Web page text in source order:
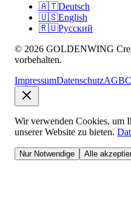
🇦🇹Deutsch
🇺🇸English
🇷🇺Русский
© 2026 GOLDENWING
vorbehalten.
ImpressumDatenschutzAGB
Wir verwenden Cookies, um
unserer Website zu bieten.
Nur Notwendige Alle